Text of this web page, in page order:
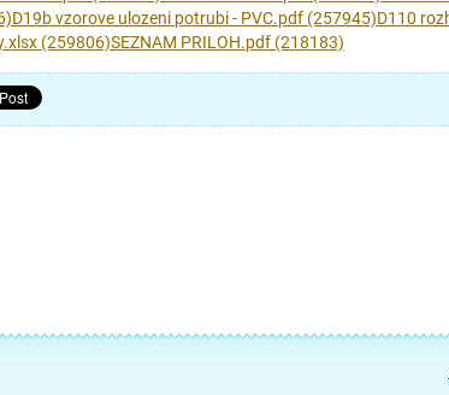
D19b vzorove ulozeni potrubi - PVC.pdf (257945)D110
(259806)SEZNAM PRILOH.pdf (218183)